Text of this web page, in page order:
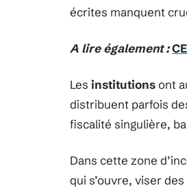
écrites manquent
A lire également :
Les institutionsont
distribuent parfois
fiscalité singulière,
Dans cette zone
qui s’ouvre, viser